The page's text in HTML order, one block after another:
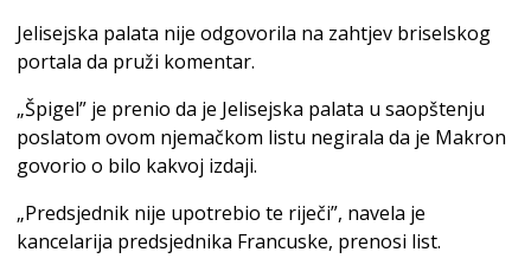
Jelisejska palata nije odgovorila na zahtjev briselskog
portala da pruži komentar.
„Špigel” je prenio da je Jelisejska palata u saopštenju
poslatom ovom njemačkom listu negirala da je Makron
govorio o bilo kakvoj izdaji.
„Predsjednik nije upotrebio te riječi”, navela je
kancelarija predsjednika Francuske, prenosi list.